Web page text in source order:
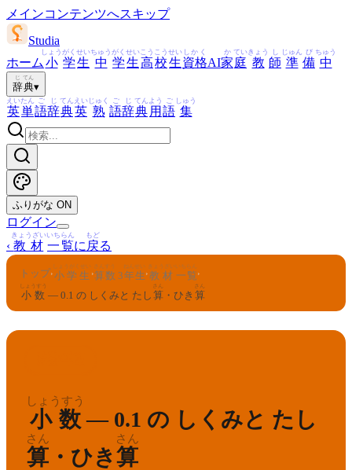
メインコンテンツへスキップ
Studia
ホーム 小
しょう
学
がく
生
せい
中
ちゅう
学
がく
生
せい
高
こう
校
こう
生
せい
資格
しかく
AI家
か
庭
てい
教
きょう
師
し
準
じゅん
備
び
中
ちゅう
辞
じ
典
てん
▾
英
えい
単
たん
語
ご
辞
じ
典
てん
英
えい
熟
じゅく
語
ご
辞
じ
典
てん
用
よう
語
ご
集
しゅう
ふりがな ON
ログイン
‹ 教材
きょうざい
一覧
いちらん
に 戻
もど
る
トップ›小学生
しょうがくせい
›算数
さんすう
3年生
ねんせい
› 教材
きょうざい
一覧
いちらん
›
小数
しょうすう
— 0.1 の しくみと たし 算
さん
・ひき 算
さん
小数
しょうすう
— 0.1 の しくみと たし
算
さん
・ひき算
さん